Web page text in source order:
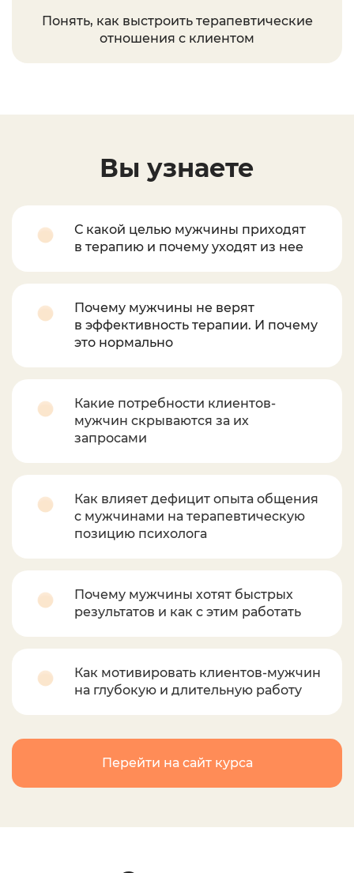
Понять, как выстроить терапевтические
отношения с клиентом
Вы узнаете
С какой целью мужчины приходят
в терапию и почему уходят из нее
Почему мужчины не верят
в эффективность терапии. И почему
это нормально
Какие потребности клиентов-
мужчин скрываются за их
запросами
Как влияет дефицит опыта общения
с мужчинами на терапевтическую
позицию психолога
Почему мужчины хотят быстрых
результатов и как с этим работать
Как мотивировать клиентов-мужчин
на глубокую и длительную работу
Перейти на сайт курса